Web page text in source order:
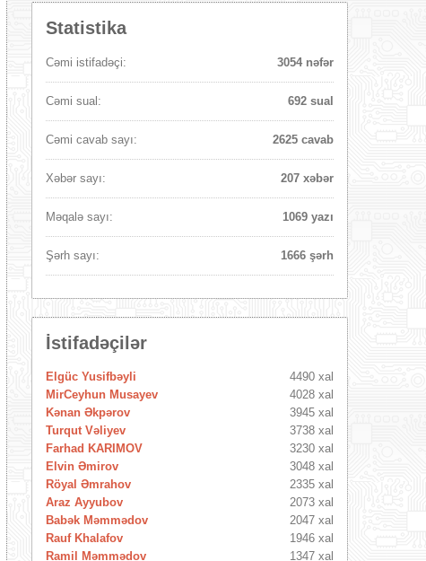
Statistika
Cəmi istifadəçi: 3054 nəfər
Cəmi sual: 692 sual
Cəmi cavab sayı: 2625 cavab
Xəbər sayı: 207 xəbər
Məqalə sayı: 1069 yazı
Şərh sayı: 1666 şərh
İstifadəçilər
Elgüc Yusifbəyli
4490 xal
MirCeyhun Musayev
4028 xal
Kənan Əkpərov
3945 xal
Turqut Vəliyev
3738 xal
Farhad KARIMOV
3230 xal
Elvin Əmirov
3048 xal
Röyal Əmrahov
2335 xal
Araz Ayyubov
2073 xal
Babək Məmmədov
2047 xal
Rauf Khalafov
1946 xal
Ramil Məmmədov
1347 xal